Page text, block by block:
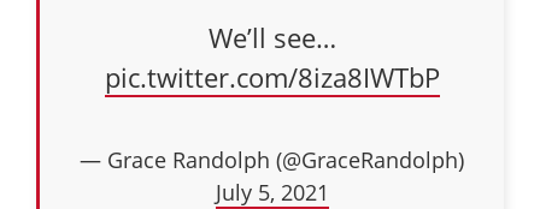
We’ll see…
pic.twitter.com/8iza8IWTbP
— Grace Randolph (@GraceRandolph)
July 5, 2021